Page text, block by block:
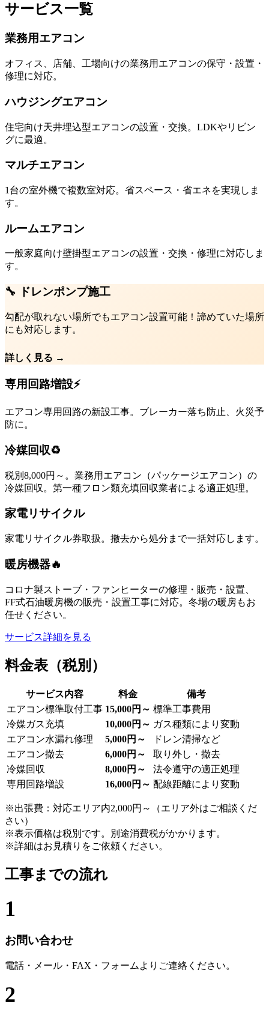
サービス一覧
業務用エアコン
オフィス、店舗、工場向けの業務用エアコンの保守・設置・
修理に対応。
ハウジングエアコン
住宅向け天井埋込型エアコンの設置・交換。LDKやリビン
グに最適。
マルチエアコン
1台の室外機で複数室対応。省スペース・省エネを実現しま
す。
ルームエアコン
一般家庭向け壁掛型エアコンの設置・交換・修理に対応しま
す。
🔧 ドレンポンプ施工
勾配が取れない場所でもエアコン設置可能！諦めていた場所
にも対応します。
詳しく見る →
専用回路増設⚡
エアコン専用回路の新設工事。ブレーカー落ち防止、火災予
防に。
冷媒回収♻️
税別8,000円～。業務用エアコン（パッケージエアコン）の
冷媒回収。第一種フロン類充填回収業者による適正処理。
家電リサイクル
家電リサイクル券取扱。撤去から処分まで一括対応します。
暖房機器🔥
コロナ製ストーブ・ファンヒーターの修理・販売・設置、
FF式石油暖房機の販売・設置工事に対応。冬場の暖房もお
任せください。
サービス詳細を見る
料金表（税別）
サービス内容 料金
備考
エアコン標準取付工事 15,000円～ 標準工事費用
冷媒ガス充填
10,000円～ ガス種類により変動
エアコン水漏れ修理
5,000円～
ドレン清掃など
エアコン撤去
6,000円～
取り外し・撤去
冷媒回収
8,000円～
法令遵守の適正処理
専用回路増設
16,000円～ 配線距離により変動
※出張費：対応エリア内2,000円～（エリア外はご相談くだ
さい）
※表示価格は税別です。別途消費税がかかります。
※詳細はお見積りをご依頼ください。
工事までの流れ
1
お問い合わせ
電話・メール・FAX・フォームよりご連絡ください。
2